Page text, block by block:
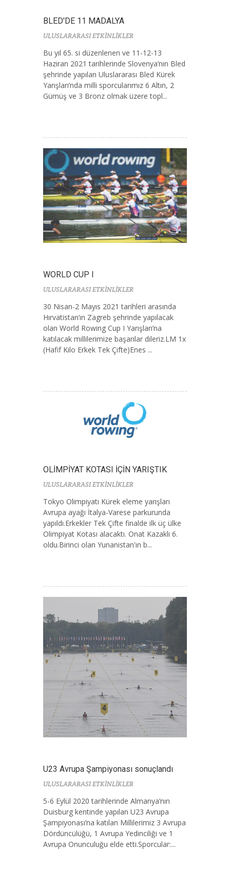
BLED'DE 11 MADALYA
ULUSLARARASI ETKİNLİKLER
Bu yıl 65. si düzenlenen ve 11-12-13
Haziran 2021 tarihlerinde Slovenya’nın Bled
şehrinde yapılan Uluslararası Bled Kürek
Yarışları’nda milli sporcularımız 6 Altın, 2
Gümüş ve 3 Bronz olmak üzere topl...
WORLD CUP I
ULUSLARARASI ETKİNLİKLER
30 Nisan-2 Mayıs 2021 tarihleri arasında
Hırvatistan’ın Zagreb şehrinde yapılacak
olan World Rowing Cup I Yarışları’na
katılacak millilerimize başarılar dileriz.LM 1x
(Hafif Kilo Erkek Tek Çifte)Enes ...
OLİMPİYAT KOTASI İÇİN YARIŞTIK
ULUSLARARASI ETKİNLİKLER
Tokyo Olimpiyatı Kürek eleme yarışları
Avrupa ayağı İtalya-Varese parkurunda
yapıldı.Erkekler Tek Çifte finalde ilk üç ülke
Olimpiyat Kotası alacaktı. Onat Kazaklı 6.
oldu.Birinci olan Yunanistan'ın b...
U23 Avrupa Şampiyonası sonuçlandı
ULUSLARARASI ETKİNLİKLER
5-6 Eylül 2020 tarihlerinde Almanya’nın
Duisburg kentinde yapılan U23 Avrupa
Şampiyonası’na katılan Millilerimiz 3 Avrupa
Dördüncülüğü, 1 Avrupa Yedinciliği ve 1
Avrupa Onunculuğu elde etti.Sporcular:...